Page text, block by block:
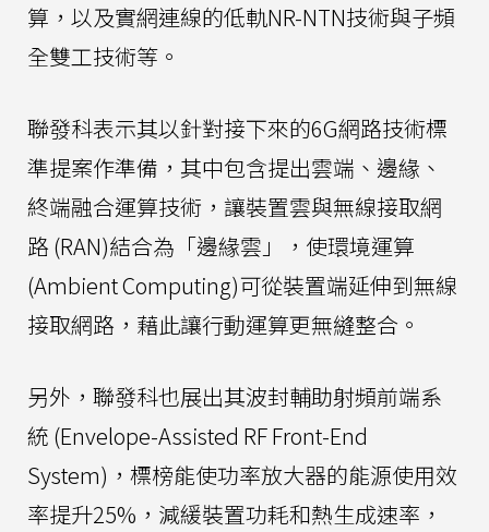
算，以及實網連線的低軌NR-NTN技術與子頻
全雙工技術等。
聯發科表示其以針對接下來的6G網路技術標
準提案作準備，其中包含提出雲端、邊緣、
終端融合運算技術，讓裝置雲與無線接取網
路 (RAN)結合為「邊緣雲」，使環境運算
(Ambient Computing)可從裝置端延伸到無線
接取網路，藉此讓行動運算更無縫整合。
另外，聯發科也展出其波封輔助射頻前端系
統 (Envelope-Assisted RF Front-End
System)，標榜能使功率放大器的能源使用效
率提升25%，減緩裝置功耗和熱生成速率，